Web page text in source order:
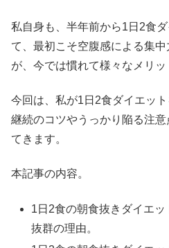
私自身も、半年前から1日2食
て、最初こそ空腹感による集
が、今では慣れて様々なメリッ
今回は、私が1日2食ダイエット
継続のコツやうっかり陥る注
てきます。
本記事の内容。
1日2食の朝食抜きダイエ
抜群の理由。